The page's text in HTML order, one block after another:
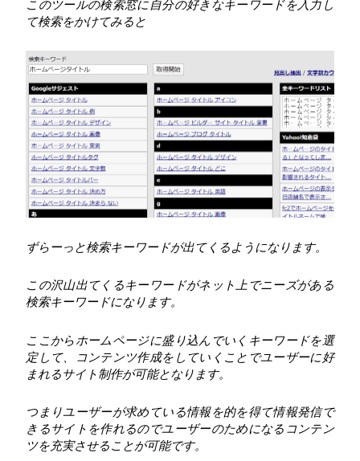
このツールの検索窓に自分の好きなキーワードを入力し
て検索をかけてみると
ずらーっと検索キーワードが出てくるようになります。
この沢山出てくるキーワードがネット上でニーズがある
検索キーワードになります。
ここからホームページに盛り込んでいくキーワードを選
定して、コンテンツ作成をしていくことでユーザーに好
まれるサイト制作が可能となります。
つまりユーザーが求めている情報を的を得て情報発信で
きるサイトを作れるのでユーザーのためになるコンテン
ツを充実させることが可能です。